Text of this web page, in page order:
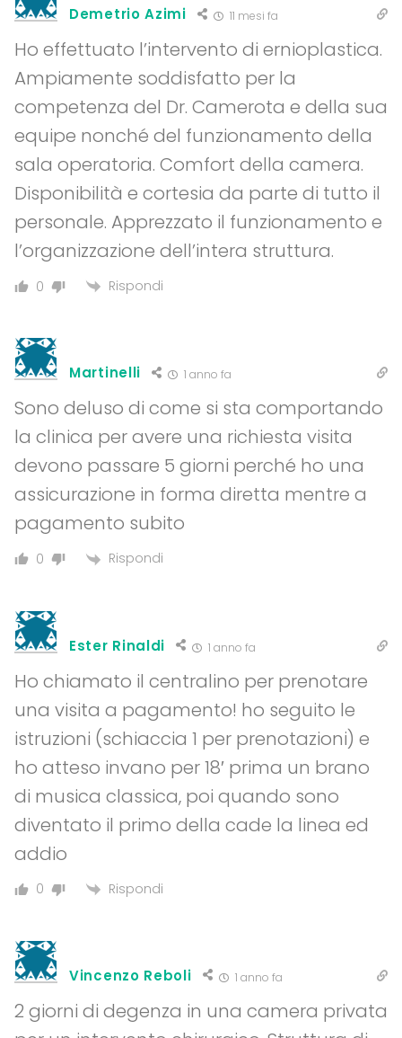
Demetrio Azimi 11 mesi fa
Ho effettuato l’intervento di ernioplastica.
Ampiamente soddisfatto per la
competenza del Dr. Camerota e della sua
equipe nonché del funzionamento della
sala operatoria. Comfort della camera.
Disponibilità e cortesia da parte di tutto il
personale. Apprezzato il funzionamento e
l’organizzazione dell’intera struttura.
0 Rispondi
Martinelli 1 anno fa
Sono deluso di come si sta comportando
la clinica per avere una richiesta visita
devono passare 5 giorni perché ho una
assicurazione in forma diretta mentre a
pagamento subito
0 Rispondi
Ester Rinaldi 1 anno fa
Ho chiamato il centralino per prenotare
una visita a pagamento! ho seguito le
istruzioni (schiaccia 1 per prenotazioni) e
ho atteso invano per 18′ prima un brano
di musica classica, poi quando sono
diventato il primo della cade la linea ed
addio
0 Rispondi
Vincenzo Reboli 1 anno fa
2 giorni di degenza in una camera privata